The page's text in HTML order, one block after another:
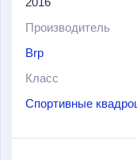
Оборудован
Rotax 1000R
себе равных по
Производитель
Brp
Класс
Спортивные